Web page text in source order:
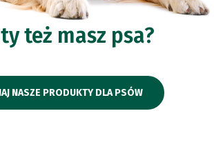
też masz psa?
NASZE PRODUKTY DLA PSÓW